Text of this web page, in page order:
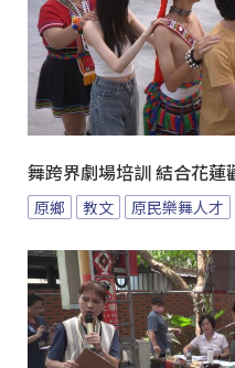
舞跨界劇場培訓 結合花蓮
原鄉 教文 原民樂舞人才